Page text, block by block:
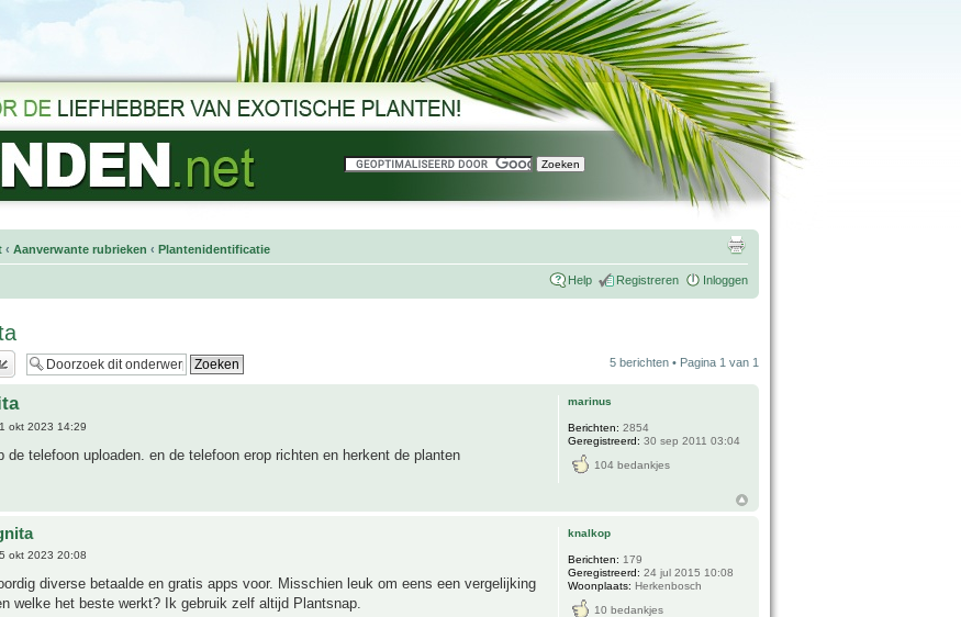
‹ Aanverwante rubrieken ‹ Plantenidentificatie
Help Registreren Inloggen
5 berichten • Pagina 1 van 1
okt 2023 14:29
de telefoon uploaden. en de telefoon erop richten en herkent de planten
marinus
Berichten: 2854
Geregistreerd: 30 sep 2011 03:04
104 bedankjes
okt 2023 20:08
diverse betaalde en gratis apps voor. Misschien leuk om eens een vergelijking
welke het beste werkt? Ik gebruik zelf altijd Plantsnap.
knalkop
Berichten: 179
Geregistreerd: 24 jul 2015 10:08
Woonplaats: Herkenbosch
10 bedankjes